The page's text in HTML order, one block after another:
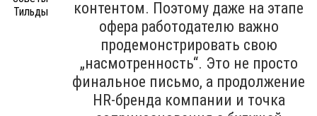
контентом. Поэтому даже на этапе
офера работодателю важно
продемонстрировать свою
„насмотренность“. Это не просто
финальное письмо, а продолжение
HR-бренда компании и точка